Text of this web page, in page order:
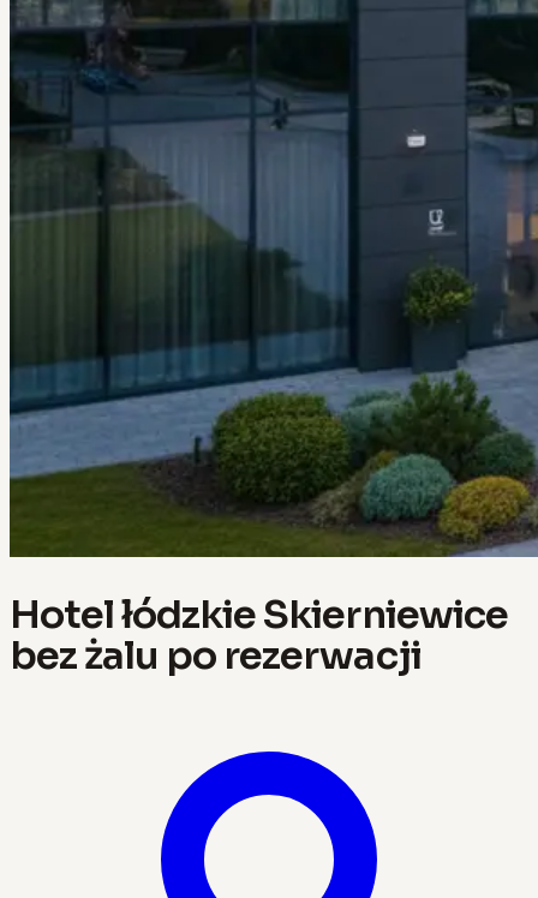
Hotel łódzkie Skierniewice
bez żalu po rezerwacji